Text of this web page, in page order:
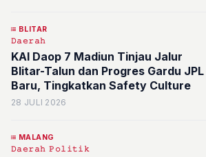
BLITAR
𝙳𝚊𝚎𝚛𝚊𝚑
KAI Daop 7 Madiun Tinjau Jalur
Blitar-Talun dan Progres Gardu JPL
Baru, Tingkatkan Safety Culture
28 JULI 2026
MALANG
𝙳𝚊𝚎𝚛𝚊𝚑 𝙿𝚘𝚕𝚒𝚝𝚒𝚔